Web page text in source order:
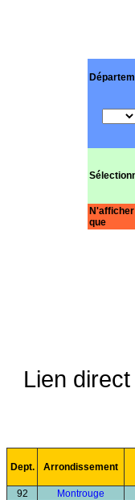
N'afficher
que
Lien
Dept. Arrondissement
92 Montrouge